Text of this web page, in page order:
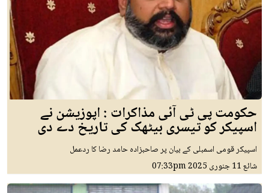
حکومت پی ٹی آئی مذاکرات : اپوزیشن نے
اسپیکر کو تیسری بیٹھک کی تاریخ دے دی
اسپیکر قومی اسمبلی کے بیان پر صاحبزادہ حامد رضا کا ردعمل
شائع11 جنوری 2025 07:33pm